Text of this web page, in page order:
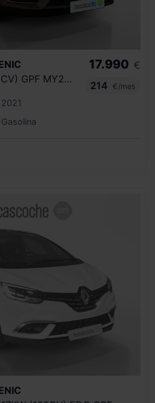
ZEN TCE 103 KW (140CV) GPF MY2021
2021
Gasolina
17.990 €
214
€/mes